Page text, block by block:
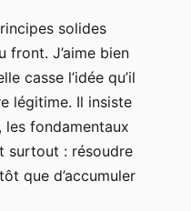
solides
front. J’aime bien
casse l’idée qu’il
légitime. Il insiste
les fondamentaux
surtout : résoudre
que d’accumuler